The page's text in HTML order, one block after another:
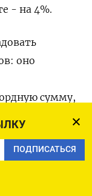
- на 4%.
оно
сумму,
исков к
почти 100
ПОДПИСАТЬСЯ